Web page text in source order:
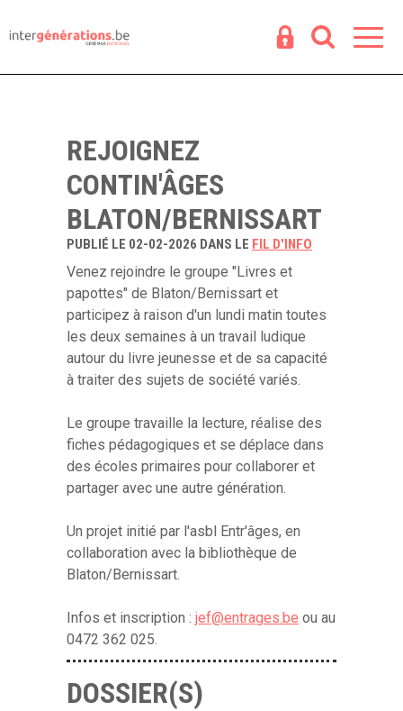
REJOIGNEZ
CONTIN'ÂGES
BLATON/BERNISSART
PUBLIÉ LE 02-02-2026 DANS LE FIL D'INFO
Venez rejoindre le groupe "Livres et
papottes" de Blaton/Bernissart et
participez à raison d'un lundi matin toutes
les deux semaines à un travail ludique
autour du livre jeunesse et de sa capacité
à traiter des sujets de société variés.
Le groupe travaille la lecture, réalise des
fiches pédagogiques et se déplace dans
des écoles primaires pour collaborer et
partager avec une autre génération.
Un projet initié par l'asbl Entr'âges, en
collaboration avec la bibliothèque de
Blaton/Bernissart.
Infos et inscription : jef@entrages.be ou au
0472 362 025.
DOSSIER(S)